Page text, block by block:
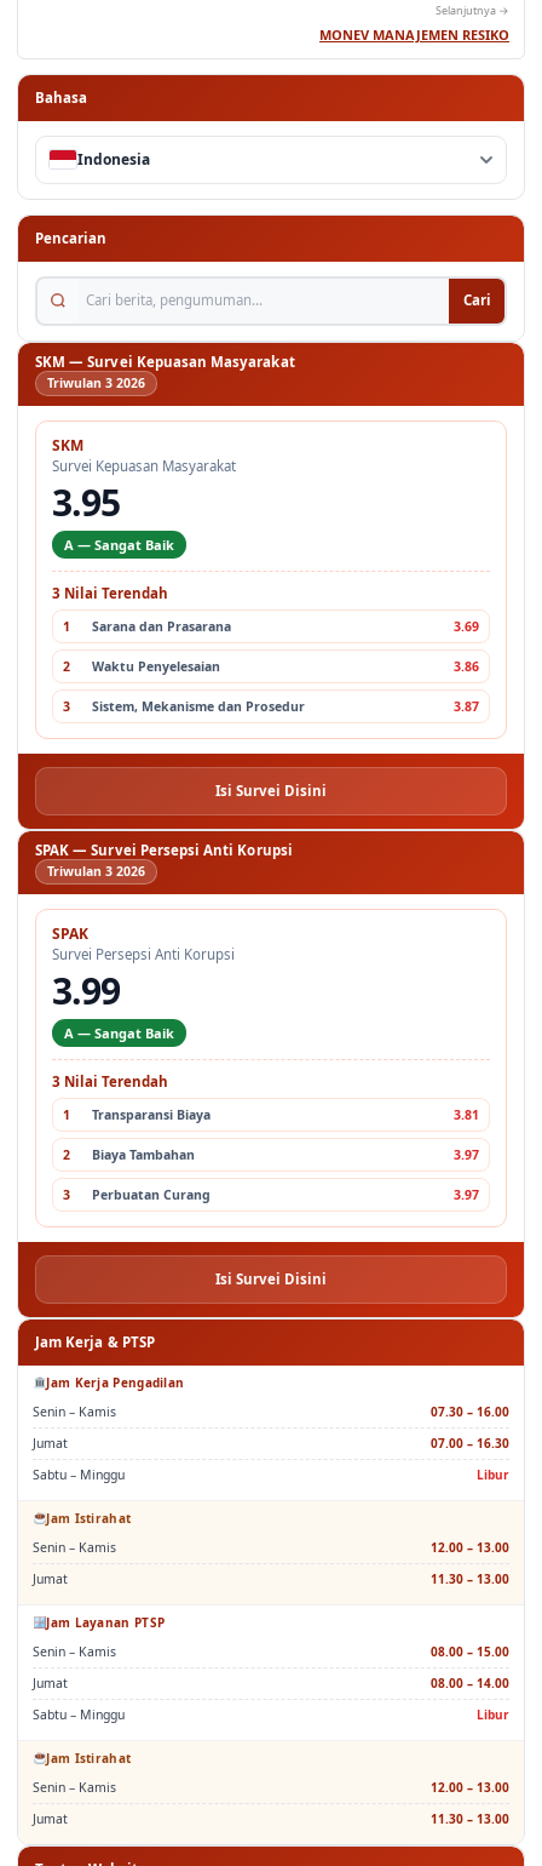
Selanjutnya →
MONEV MANAJEMEN RESIKO
Bahasa
Indonesia
Pencarian
Cari berita, pengumuman...
Cari
SKM — Survei Kepuasan Masyarakat
Triwulan 3 2026
SKM
Survei Kepuasan Masyarakat
3.95
A — Sangat Baik
3 Nilai Terendah
1 Sarana dan Prasarana 3.69
2 Waktu Penyelesaian 3.86
3 Sistem, Mekanisme dan Prosedur 3.87
Isi Survei Disini
SPAK — Survei Persepsi Anti Korupsi
Triwulan 3 2026
SPAK
Survei Persepsi Anti Korupsi
3.99
A — Sangat Baik
3 Nilai Terendah
1 Transparansi Biaya 3.81
2 Biaya Tambahan 3.97
3 Perbuatan Curang 3.97
Isi Survei Disini
Jam Kerja & PTSP
Jam Kerja Pengadilan
Senin – Kamis
07.30 – 16.00
Jumat
07.00 – 16.30
Jam Istirahat
Senin – Kamis
12.00 – 13.00
Jam Layanan PTSP
Senin – Kamis
08.00 – 15.00
Jumat
08.00 – 14.00
Jam Istirahat
Senin – Kamis
12.00 – 13.00
Jumat
11.30 – 13.00